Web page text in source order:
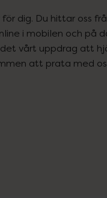
dig. Du hittar oss
i mobilen och på
vårt uppdrag att
att prata med